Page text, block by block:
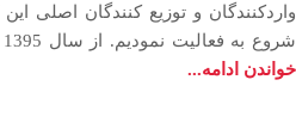
وارد‏کنندگان و توزیع‏ کنندگان اصلی
شروع به فعاليت نمودیم. از سال 1395 بازاریابی دیجیتال را آغاز کردیم.
خواندن ادامه...